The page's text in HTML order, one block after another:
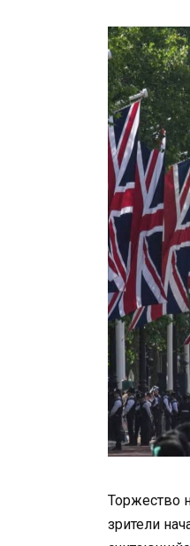
Торжество
зрители